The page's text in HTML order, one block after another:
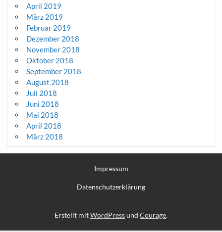
April 2019
März 2019
Februar 2019
Dezember 2018
November 2018
Oktober 2018
September 2018
August 2018
Juli 2018
Juni 2018
Mai 2018
April 2018
März 2018
Impressum
Datenschutzerklärung
Erstellt mitWordPressund Courage.